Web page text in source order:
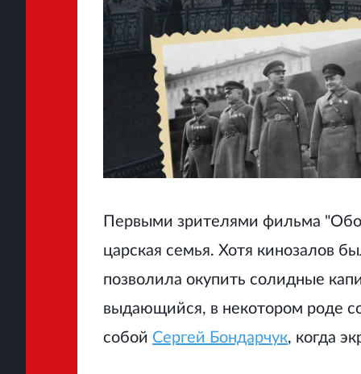
Первыми зрителями фильма
царская семья. Хотя кинозалов
позволила окупить солидные
выдающийся, в некотором роде
собой Сергей Бондарчук, когда